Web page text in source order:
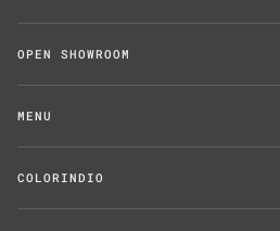
OPEN SHOWROOM
MENU
COLORINDIO